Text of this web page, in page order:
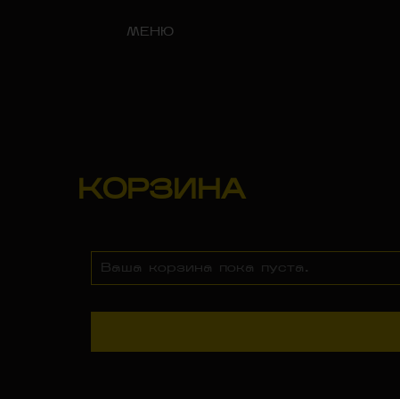
МЕНЮ
КОРЗИНА
Ваша корзина пока пуста.